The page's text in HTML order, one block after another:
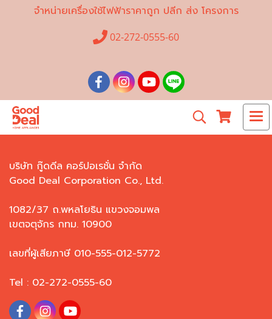
จำหน่ายเครื่องใช้ไฟฟ้าราคาถูก ปลีก ส่ง โครงการ
02-272-0555-60
บริษัท กู๊ดดีล คอร์ปอเรชั่น จำกัด
Good Deal Corporation Co., Ltd.
1082/37 ถ.พหลโยธิน แขวงจอมพล
เขตจตุจักร กทม. 10900
เลขที่ผู้เสียภาษี 010-555-012-5772
Tel : 02-272-0555-60